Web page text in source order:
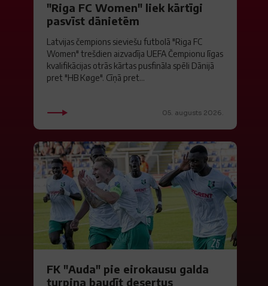
"Riga FC Women" liek kārtīgi
pasvīst dānietēm
Latvijas čempions sieviešu futbolā "Riga FC
Women" trešdien aizvadīja UEFA Čempionu līgas
kvalifikācijas otrās kārtas pusfināla spēli Dānijā
pret "HB Køge". Cīņā pret...
05. augusts 2026.
FK "Auda" pie eirokausu galda
turpina baudīt desertus